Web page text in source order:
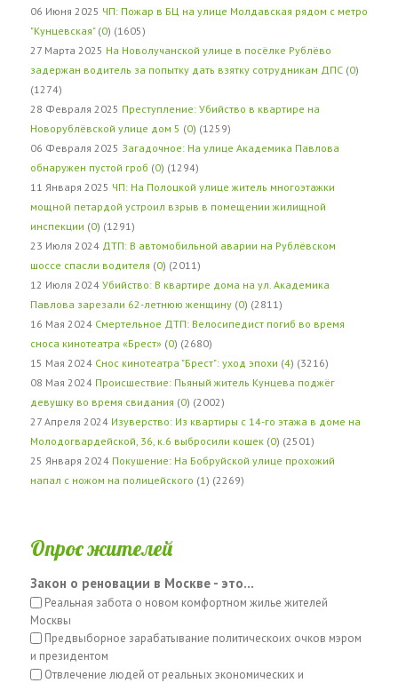
06 Июня 2025 ЧП: Пожар в БЦ на улице Молдавская рядом с метро
"Кунцевская" (0) (1605)
27 Марта 2025 На Новолучанской улице в посёлке Рублёво
задержан водитель за попытку дать взятку сотрудникам ДПС (0)
(1274)
28 Февраля 2025 Преступление: Убийство в квартире на
Новорублёвской улице дом 5 (0) (1259)
06 Февраля 2025 Загадочное: На улице Академика Павлова
обнаружен пустой гроб (0) (1294)
11 Января 2025 ЧП: На Полоцкой улице житель многоэтажки
мощной петардой устроил взрыв в помещении жилищной
инспекции (0) (1291)
23 Июля 2024 ДТП: В автомобильной аварии на Рублёвском
шоссе спасли водителя (0) (2011)
12 Июля 2024 Убийство: В квартире дома на ул. Академика
Павлова зарезали 62-летнюю женщину (0) (2811)
16 Мая 2024 Смертельное ДТП: Велосипедист погиб во время
сноса кинотеатра «Брест» (0) (2680)
15 Мая 2024 Снос кинотеатра "Брест": уход эпохи (4) (3216)
08 Мая 2024 Происшествие: Пьяный житель Кунцева поджёг
девушку во время свидания (0) (2002)
27 Апреля 2024 Изуверство: Из квартиры с 14-го этажа в доме на
Молодогвардейской, 36, к.6 выбросили кошек (0) (2501)
25 Января 2024 Покушение: На Бобруйской улице прохожий
напал с ножом на полицейского (1 ) (2269)
Опрос жителей
Закон о реновации в Москве - это...
Реальная забота о новом комфортном жилье жителей
Москвы
Предвыборное зарабатывание политическоих очков мэром
и президентом
Отвлечение людей от реальных экономических и